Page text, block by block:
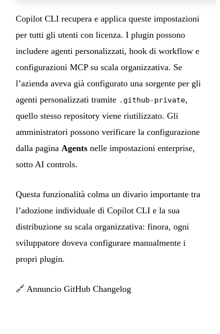
Copilot CLI recupera e applica queste impostazioni
per tutti gli utenti con licenza. I plugin possono
includere agenti personalizzati, hook di workflow e
configurazioni MCP su scala organizzativa. Se
l’azienda aveva già configurato una sorgente per gli
agenti personalizzati tramite .github-private,
quello stesso repository viene riutilizzato. Gli
amministratori possono verificare la configurazione
dalla pagina Agents nelle impostazioni enterprise,
sotto AI controls.
Questa funzionalità colma un divario importante tra
l’adozione individuale di Copilot CLI e la sua
distribuzione su scala organizzativa: finora, ogni
sviluppatore doveva configurare manualmente i
propri plugin.
🔗 Annuncio GitHub Changelog